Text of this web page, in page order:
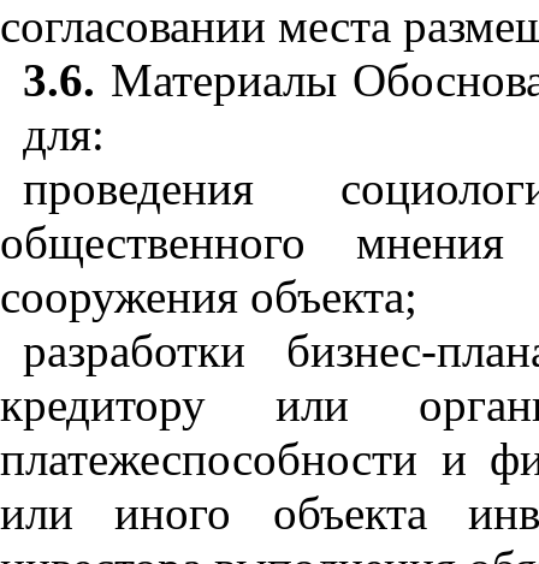
согласовании места
3.6. Материалы
для:
проведения
общественного
сооружения объекта;
разработки бизнес-
кредитору или
платежеспособности и
или иного объекта